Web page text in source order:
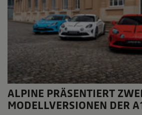
ALPINE PRÄSENTIERT
MODELLVERSIONEN DER